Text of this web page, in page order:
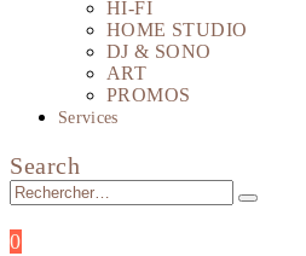
HI-FI
HOME STUDIO
DJ & SONO
ART
PROMOS
Services
Search
0